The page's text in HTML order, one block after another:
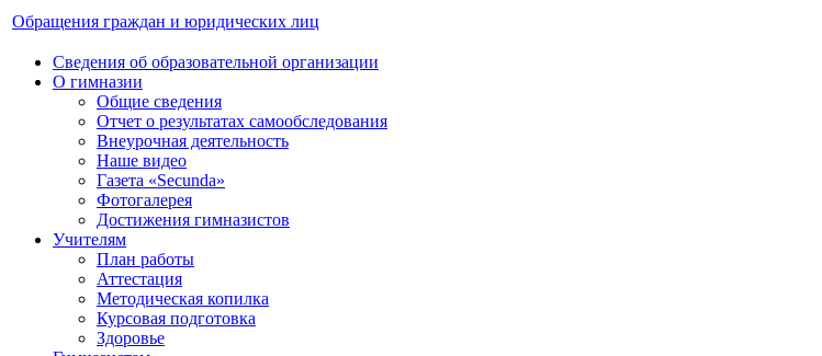
Обращения граждан и юридических лиц
Сведения об образовательной организации
О гимназии
Общие сведения
Отчет о результатах самообследования
Внеурочная деятельность
Наше видео
Газета «Secunda»
Фотогалерея
Достижения гимназистов
Учителям
План работы
Аттестация
Методическая копилка
Курсовая подготовка
Здоровье